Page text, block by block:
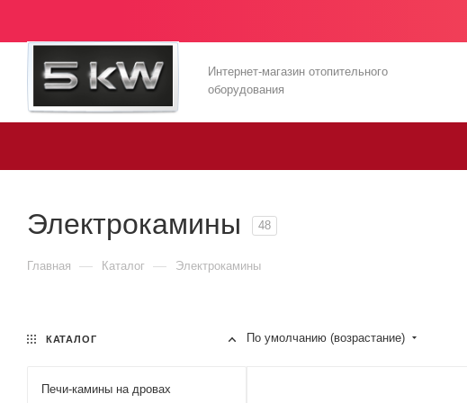
Интернет-магазин отопительного
оборудования
Электрокамины 48
Главная — Каталог — Электрокамины
По умолчанию (возрастание)
КАТАЛОГ
Печи-камины на дровах